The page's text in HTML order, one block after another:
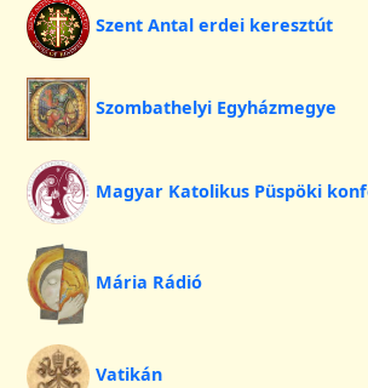
Szent Antal erdei keresztút
Szombathelyi Egyházmegye
Magyar Katolikus Püspöki
Mária Rádió
Vatikán